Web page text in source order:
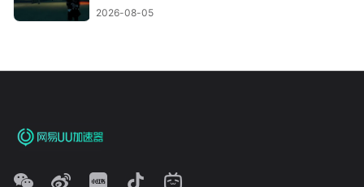
2026-08-05